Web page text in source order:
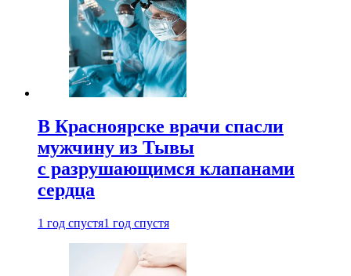
В Красноярске врачи спасли
мужчину из Тывы
с разрушающимся клапанами
сердца
1 год спустя1 год спустя